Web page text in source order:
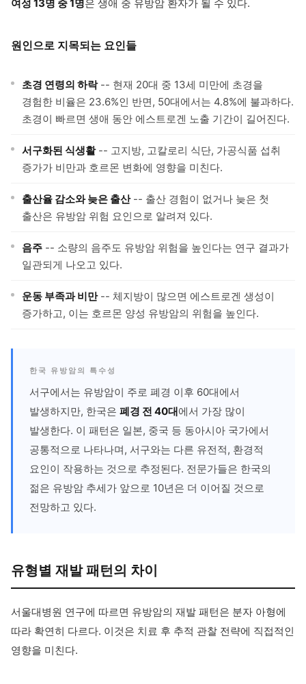
여성 13명 중 1명은 생애 중 유방암 환자가 될 수 있다.
원인으로 지목되는 요인들
초경 연령의 하락-- 현재 20대 중 13세 미만에 초경을
경험한 비율은 23.6%인 반면, 50대에서는 4.8%에 불과하다.
초경이 빠르면 생애 동안 에스트로겐 노출 기간이 길어진다.
서구화된 식생활-- 고지방, 고칼로리 식단, 가공식품 섭취
증가가 비만과 호르몬 변화에 영향을 미친다.
출산율 감소와 늦은 출산-- 출산 경험이 없거나 늦은 첫
출산은 유방암 위험 요인으로 알려져 있다.
음주 -- 소량의 음주도 유방암 위험을 높인다는 연구 결과가
일관되게 나오고 있다.
운동 부족과 비만-- 체지방이 많으면 에스트로겐 생성이
증가하고, 이는 호르몬 양성 유방암의 위험을 높인다.
한국 유방암의 특수성
서구에서는 유방암이 주로 폐경 이후 60대에서
발생하지만, 한국은 폐경 전 40대에서 가장 많이
발생한다. 이 패턴은 일본, 중국 등 동아시아 국가에서
공통적으로 나타나며, 서구와는 다른 유전적, 환경적
요인이 작용하는 것으로 추정된다. 전문가들은 한국의
젊은 유방암 추세가 앞으로 10년은 더 이어질 것으로
전망하고 있다.
유형별 재발 패턴의 차이
서울대병원 연구에 따르면 유방암의 재발 패턴은 분자 아형에
따라 확연히 다르다. 이것은 치료 후 추적 관찰 전략에 직접적인
영향을 미친다.